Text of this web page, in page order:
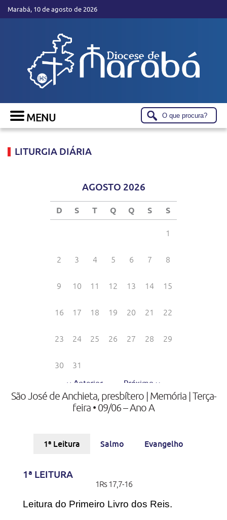
Marabá, 10 de agosto de 2026
LITURGIA DIÁRIA
São José de Anchieta, presbítero | Memória | Terça-
feira • 09/06 – Ano A
1ª Leitura Salmo Evangelho
1ª LEITURA
1Rs 17,7-16
Leitura do Primeiro Livro dos Reis.